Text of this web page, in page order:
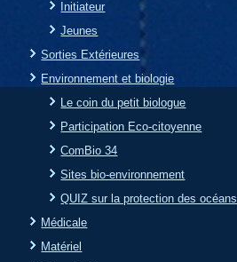
Initiateur
Jeunes
Sorties Extérieures
Environnement et biologie
Le coin du petit biologue
Participation Eco-citoyenne
ComBio 34
Sites bio-environnement
QUIZ sur la protection des océans
Médicale
Matériel